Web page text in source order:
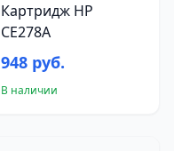
Картридж HP
CE278A
948 руб.
В наличии